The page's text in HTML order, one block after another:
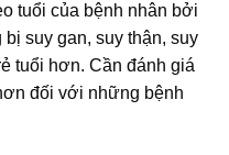
tuổi của bệnh nhân bởi
suy gan, suy thận, suy
tuổi hơn. Cần đánh giá
đối với những bệnh